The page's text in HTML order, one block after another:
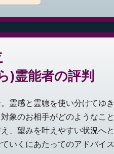
)霊能者の評判
霊感と霊聴を使い分けてゆき
象のお相手がどのようなこと
、望みを叶えやすい状況へと
いくにあたってのアドバイス